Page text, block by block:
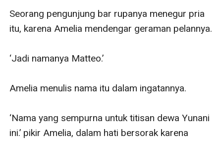
Seorang pengunjung bar rupanya menegur pria
itu, karena Amelia mendengar geraman pelannya.
‘Jadi namanya Matteo.’
Amelia menulis nama itu dalam ingatannya.
‘Nama yang sempurna untuk titisan dewa Yunani
ini.’ pikir Amelia, dalam hati bersorak karena